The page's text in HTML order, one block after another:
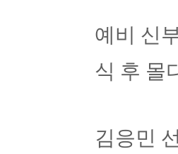
예비 신
식 후 몰
김응민